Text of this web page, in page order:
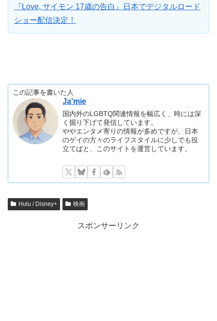
『Love, サイモン 17歳の告白』日本でデジタルロード
ショー配信決定！
この記事を書いた人
Ja'mie
国内外のLGBTQ関連情報を幅広く、時には深
く掘り下げて発信しています。
ややエンタメ寄りの情報が多めですが、日本
のゲイの方々のライフスタイルに少しでも役
立てばと、このサイトを運営しています。
Hulu / Disney+ 映画
スポンサーリンク